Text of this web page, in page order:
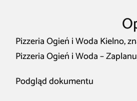
Pizzeria Ogień i Woda Kielno,
Pizzeria Ogień i Woda –
Podgląd dokumentu